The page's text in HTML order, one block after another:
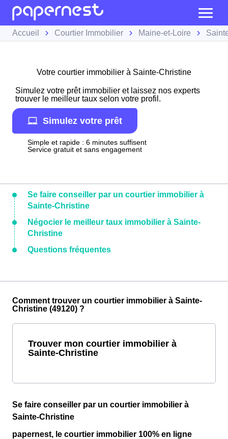
Accueil Courtier Immobilier Maine-et-Loire
Votre courtier immobilier à Sainte-Christine
Simulez votre prêt immobilier et laissez nos experts
trouver le meilleur taux selon votre profil.
Simulez votre prêt
Simple et rapide : 6 minutes suffisent
Service gratuit et sans engagement
Se faire conseiller par un courtier immobilier à
Sainte-Christine
Négocier le meilleur taux immobilier à Sainte-
Christine
Questions fréquentes
Comment trouver un courtier immobilier à Sainte-
Christine (49120) ?
Trouver mon courtier immobilier à
Sainte-Christine
Se faire conseiller par un courtier immobilier à
Sainte-Christine
papernest, le courtier immobilier 100% en ligne